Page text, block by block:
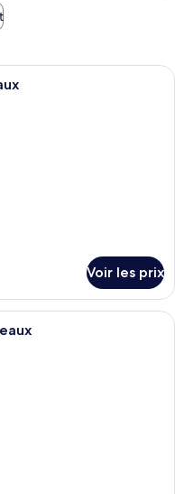
chambre d’hôtel avec deux lits,
Voir les prix
chambre d’hôtel avec deux